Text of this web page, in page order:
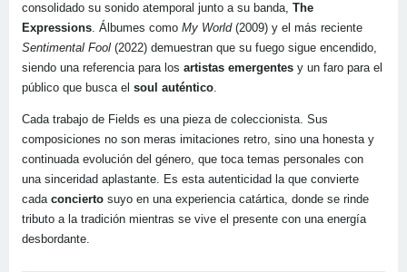
consolidado su sonido atemporal junto a su banda, The
Expressions. Álbumes como My World(2009) y el más reciente
Sentimental Fool (2022) demuestran que su fuego sigue encendido,
siendo una referencia para los artistas emergentes y un faro para el
público que busca el soul auténtico.
Cada trabajo de Fields es una pieza de coleccionista. Sus
composiciones no son meras imitaciones retro, sino una honesta y
continuada evolución del género, que toca temas personales con
una sinceridad aplastante. Es esta autenticidad la que convierte
cada concierto suyo en una experiencia catártica, donde se rinde
tributo a la tradición mientras se vive el presente con una energía
desbordante.